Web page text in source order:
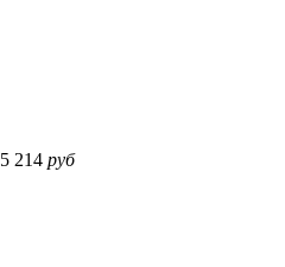
5 214 руб